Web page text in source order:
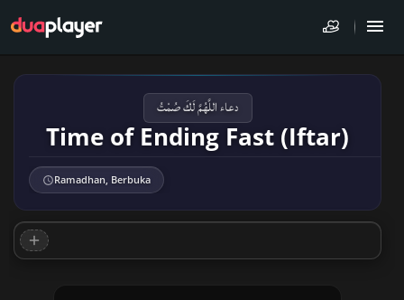
دعاء اللَّهُمَّ لَكَ صُمْتُ
Time of Ending Fast (Iftar)
Ramadhan, Berbuka